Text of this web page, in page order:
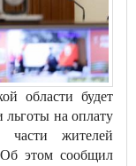
области будет
льготы на оплату
части жителей
этом сообщил